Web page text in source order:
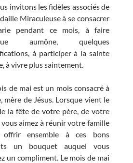
invitons les fidèles associés de
Miraculeuse à se consacrer
pendant ce mois, à faire
aumône, quelques
à participer à la sainte
à vivre plus saintement.
de mai est un mois consacré à
mère de Jésus. Lorsque vient le
la fête de votre père, de votre
vous aimez à réunir votre famille
offrir ensemble à ces bons
un bouquet auquel vous
un compliment. Le mois de mai